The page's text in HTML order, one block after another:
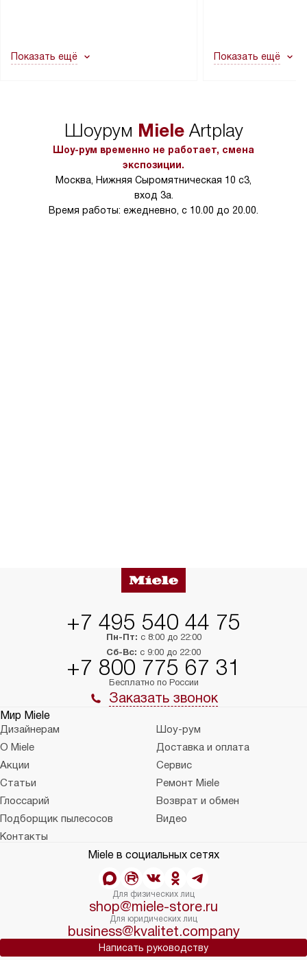
в гарантийном ремонте в будущем.
Показать ещё
не включаются:
в условиях
тарифы на услуги
Показать ещё
Шоурум MieleArtplay
Шоу-рум временно не работает, смена
экспозиции.
Москва, Нижняя Сыромятническая 10 с3,
вход 3а.
Время работы: ежедневно, с 10.00 до 20.00.
+7 495 540 44 75
Пн-Пт: с 8:00 до 22:00
Сб-Вс: с 9:00 до 22:00
+7 800 775 67 31
Бесплатно по России
Заказать звонок
Мир Miele
Дизайнерам
Шоу-рум
О Miele
Доставка и оплата
Акции
Сервис
Статьи
Ремонт Miele
Глоссарий
Возврат и обмен
Подборщик пылесосов
Видео
Контакты
Miele в социальных сетях
Для физических лиц
shop@miele-store.ru
Для юридических лиц
business@kvalitet.company
Написать руководству